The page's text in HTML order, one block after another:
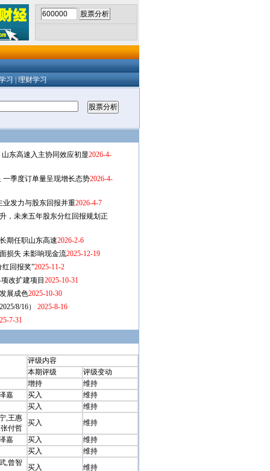
评级内容
本期评级
评级变动
增持
维持
嘉
买入
维持
买入
维持
,王惠
付哲
买入
维持
嘉
买入
维持
买入
维持
,曾智
买入
维持